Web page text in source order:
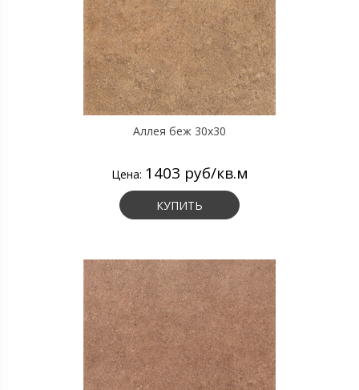
Аллея беж 30х30
Цена: 1403 руб/кв.м
КУПИТЬ